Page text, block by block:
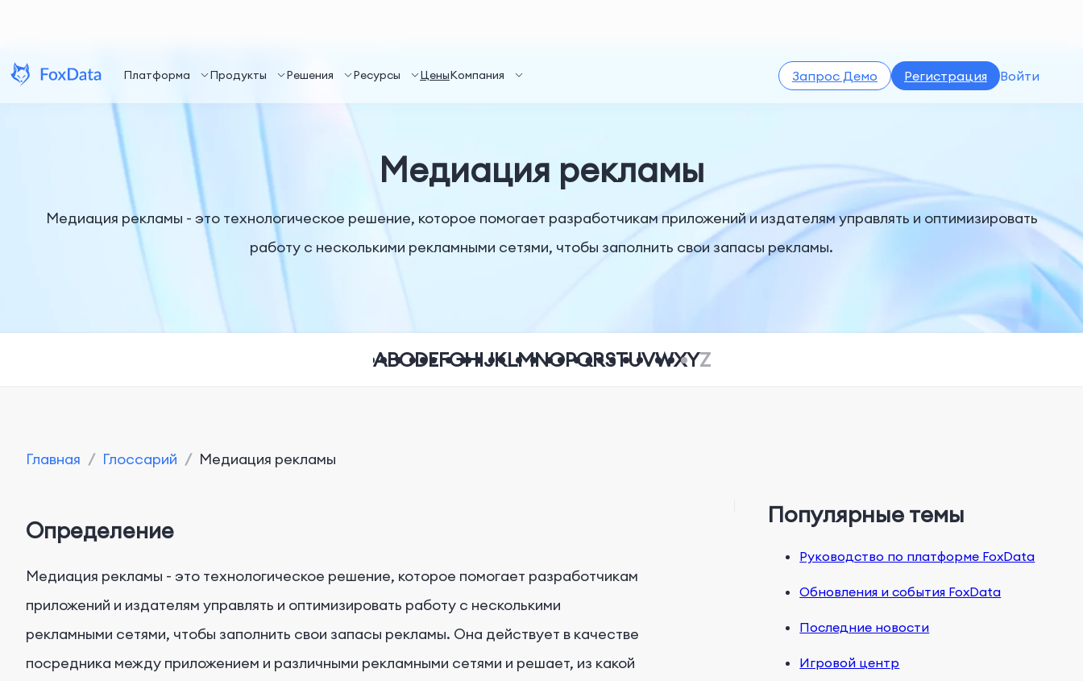
Платформа Продукты Решения Ресурсы ЦеныКомпания Запрос Демо Регистрация Войти
Медиация рекламы
Медиация рекламы - это технологическое решение, которое помогает разработчикам приложений и издателям управлять и оптимизировать
работу с несколькими рекламными сетями, чтобы заполнить свои запасы рекламы.
ABCDEFGHIJKLMNOPQRSTUVWXYZ
Главная / Глоссарий / Медиация рекламы
Определение
Медиация рекламы - это технологическое решение, которое помогает разработчикам
приложений и издателям управлять и оптимизировать работу с несколькими
рекламными сетями, чтобы заполнить свои запасы рекламы. Она действует в качестве
посредника между приложением и различными рекламными сетями и решает, из какой
Популярные темы
Руководство по платформе FoxData
Обновления и события FoxData
Последние новости
Игровой центр